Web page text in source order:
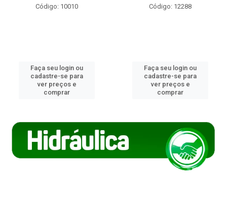
Código: 10010
Faça seu login ou
cadastre-se para
ver preços e
comprar
Código: 12288
Faça seu login ou
cadastre-se para
ver preços e
comprar